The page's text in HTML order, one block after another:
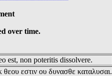
over time.
est, non poteritis dissolvere.
εστιν ου δυνασθε καταλυσαι.